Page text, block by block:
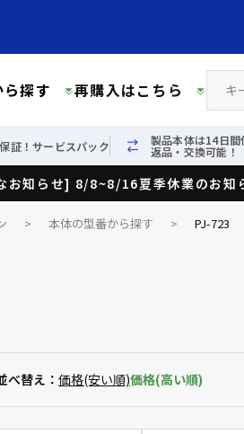
探す 再購入はこちら
証！サービスパック 製品本体は14日間
返品・交換可能！
お知らせ] 8/8~8/16夏季休業のお知
> 本体の型番から探す > PJ-723
べ替え： 価格(安い順)価格(高い順)